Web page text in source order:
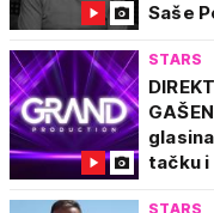
Saše
STARS
tačku
STARS